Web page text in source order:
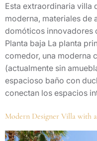
Esta extraordinaria villa
moderna, materiales de
domóticos innovadores
Planta baja La planta
comedor, una moderna
(actualmente sin
espacioso baño con
conectan los espacios
Modern Designer Villa with